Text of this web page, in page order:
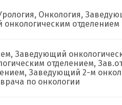
Онкология,
отделением
Заведующий
отделением,
Заведующий 2-м
по онкологии